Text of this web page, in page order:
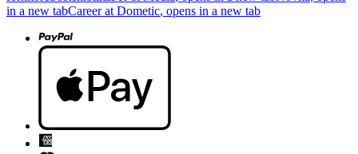
in a new tabCareer at Dometic, opens in a new tab